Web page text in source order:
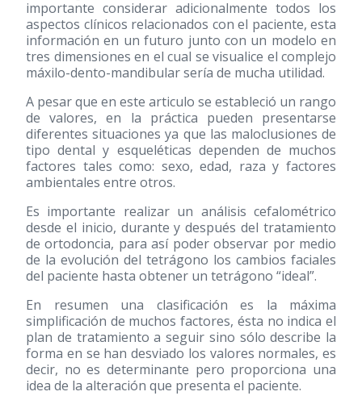
importante considerar adicionalmente todos los
aspectos clínicos relacionados con el paciente, esta
información en un futuro junto con un modelo en
tres dimensiones en el cual se visualice el complejo
máxilo-dento-mandibular sería de mucha utilidad.
A pesar que en este articulo se estableció un rango
de valores, en la práctica pueden presentarse
diferentes situaciones ya que las maloclusiones de
tipo dental y esqueléticas dependen de muchos
factores tales como: sexo, edad, raza y factores
ambientales entre otros.
Es importante realizar un análisis cefalométrico
desde el inicio, durante y después del tratamiento
de ortodoncia, para así poder observar por medio
de la evolución del tetrágono los cambios faciales
del paciente hasta obtener un tetrágono “ideal”.
En resumen una clasificación es la máxima
simplificación de muchos factores, ésta no indica el
plan de tratamiento a seguir sino sólo describe la
forma en se han desviado los valores normales, es
decir, no es determinante pero proporciona una
idea de la alteración que presenta el paciente.